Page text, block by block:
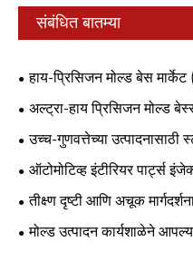
संबंधित बातम्या
हाय-प्रिसिजन मोल्ड बेस
लाइटवेटिंग आणि इंटिग्रेटेड डाय-
अल्ट्रा-हाय प्रिसिजन मोल्ड
कार्यक्षमता कशी सुधारतात?
उच्च-गुणवत्तेच्या उत्पादनासाठी
आवश्यक आहेत?
ऑटोमोटिव्ह इंटीरियर पार्ट्स
कशी सुधारतात?
तीक्ष्ण दृष्टी आणि अचूक
रेषा दृढपणे स्थापित करतो.
मोल्ड उत्पादन कार्यशाळेने